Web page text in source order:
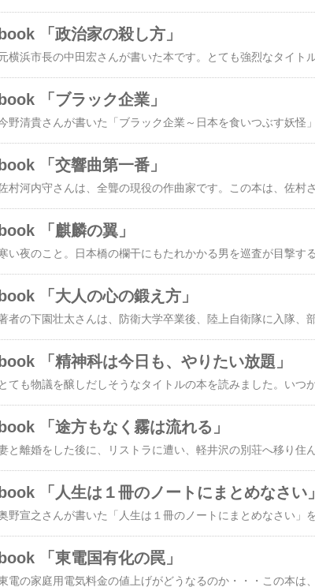
book 「政治家の殺し方」
book 「ブラック企業」
book 「交響曲第一番」
book 「麒麟の翼」
book 「大人の心の鍛え方」
book 「精神科は今日も、やりたい放題」
book 「途方もなく霧は流れる」
book 「人生は１冊のノートにまとめなさい」
book 「東電国有化の罠」